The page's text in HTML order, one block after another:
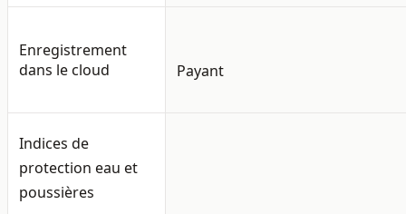
Enregistrement
dans le cloud
Payant
Indices de
protection eau et
poussières